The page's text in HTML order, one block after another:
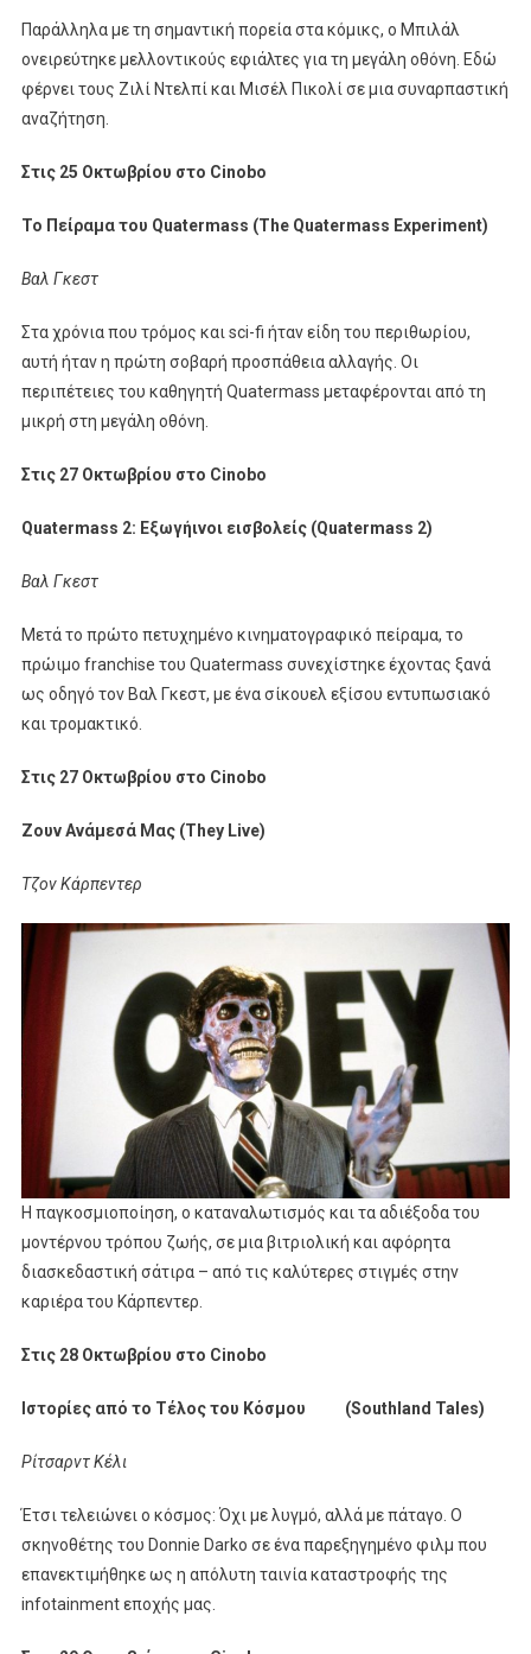
Παράλληλα με τη σημαντική πορεία στα κόμικς, ο Μπιλάλ
ονειρεύτηκε μελλοντικούς εφιάλτες για τη μεγάλη οθόνη. Εδώ
φέρνει τους Ζιλί Ντελπί και Μισέλ Πικολί σε μια συναρπαστική
αναζήτηση.
Στις25 Οκτωβρίου στο Cinobo
Το Πείραματου Quatermass (The Quatermass Experiment)
Βαλ Γκεστ
Στα χρόνια που τρόμος και sci-fi ήταν είδη του περιθωρίου,
αυτή ήταν η πρώτη σοβαρή προσπάθεια αλλαγής. Οι
περιπέτειες του καθηγητή Quatermass μεταφέρονται από τη
μικρή στη μεγάλη οθόνη.
Στις 27 Οκτωβρίου στο Cinobo
Quatermass 2: Εξωγήινοι εισβολείς (Quatermass 2)
Βαλ Γκεστ
Μετά το πρώτο πετυχημένο κινηματογραφικό πείραμα, το
πρώιμο franchise του Quatermass συνεχίστηκε έχοντας ξανά
ως οδηγό τον Βαλ Γκεστ, με ένα σίκουελ εξίσου εντυπωσιακό
και τρομακτικό.
Στις 27 Οκτωβρίου στο Cinobo
Ζουν Ανάμεσά Μας (They Live)
Τζον Κάρπεντερ
Η παγκοσμιοποίηση, ο καταναλωτισμός και τα αδιέξοδα του
μοντέρνου τρόπου ζωής, σε μια βιτριολική και αφόρητα
διασκεδαστική σάτιρα – από τις καλύτερες στιγμές στην
καριέρα του Κάρπεντερ.
Στις 28 Οκτωβρίου στο Cinobo
Ιστορίες από το Τέλος του Κόσμου (Southland Tales)
Ρίτσαρντ Κέλι
Έτσι τελειώνει ο κόσμος: Όχι με λυγμό, αλλά με πάταγο. Ο
σκηνοθέτης του Donnie Darko σε ένα παρεξηγημένο φιλμ που
επανεκτιμήθηκε ως η απόλυτη ταινία καταστροφής της
infotainment εποχής μας.